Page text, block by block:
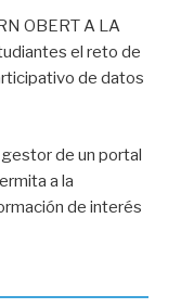
OBERT A LA
el reto de
de datos
de un portal
a la
de interés